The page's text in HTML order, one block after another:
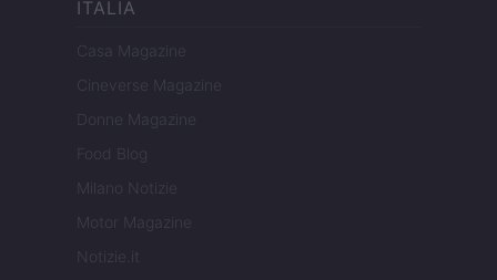
ITALIA
Casa Magazine
Cineverse Magazine
Donne Magazine
Food Blog
Milano Notizie
Motor Magazine
Notizie.it